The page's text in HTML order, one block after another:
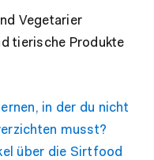
Vegetarier
tierische Produkte
in der du nicht
musst?
über die Sirtfood